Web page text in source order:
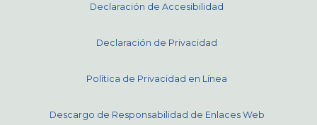
Declaración de Accesibilidad
Declaración de Privacidad
Política de Privacidad en Línea
Descargo de Responsabilidad de Enlaces Web